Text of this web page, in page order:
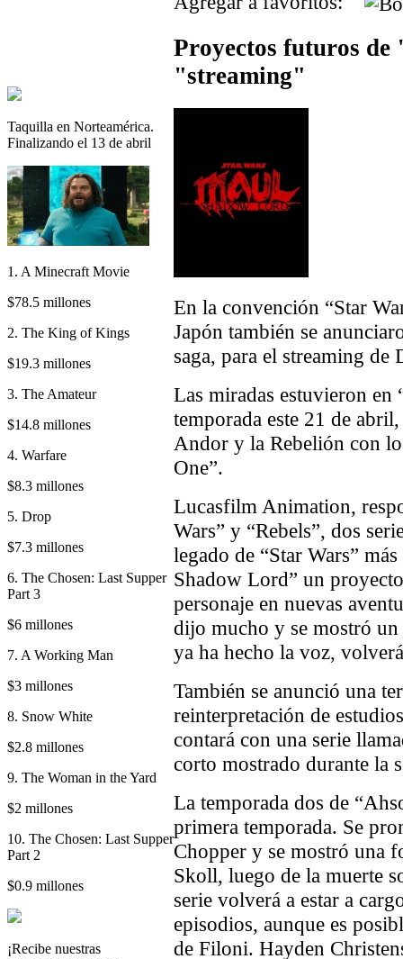
Taquilla en Norteamérica.
Finalizando el 13 de abril
1. A Minecraft Movie
$78.5 millones
2. The King of Kings
$19.3 millones
3. The Amateur
$14.8 millones
4. Warfare
$8.3 millones
5. Drop
$7.3 millones
6. The Chosen: Last Supper
Part 3
$6 millones
7. A Working Man
$3 millones
8. Snow White
$2.8 millones
9. The Woman in the Yard
$2 millones
10. The Chosen: Last Supper
Part 2
$0.9 millones
¡Recibe nuestras
Proyectos futuros
"streaming"
En la convención “Star
Japón también se
saga, para el streaming de
Las miradas estuvieron en
temporada este 21 de
Andor y la Rebelión con
One”.
Lucasfilm Animation,
Wars” y “Rebels”, dos
legado de “Star Wars”
Shadow Lord” un
personaje en nuevas
dijo mucho y se mostró
ya ha hecho la voz,
También se anunció una
reinterpretación de
contará con una serie
corto mostrado durante la
La temporada dos de
primera temporada. Se
Chopper y se mostró una
Skoll, luego de la muerte
serie volverá a estar a
episodios, aunque es
de Filoni. Hayden